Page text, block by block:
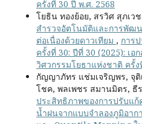
ครั้งที่ 30 ปี พ.ศ. 2568
โยธิน ทองย้อย, สรวิศ สุภเว
สำรวจอัตโนมัติและการพัฒ
ต่อเนื่องด้วยดาวเทียม , การ
ครั้งที่ 30: ปีที่ 30 (2025): เอ
วิศวกรรมโยธาแห่งชาติ ครั้ง
กัญญาภัทร แช่มเจริญพร, จุติ
โชค, พลเพชร สมานมิตร, ธี
ประสิทธิภาพของการปรับแ
น้ำฝนจากแบบจำลองภูมิอา